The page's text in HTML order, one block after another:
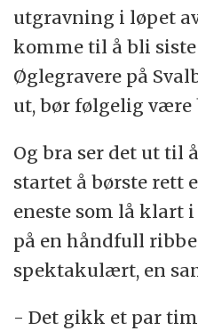
utgravning i løpet
komme til å bli siste
Øglegravere på
ut, bør følgelig være
Og bra ser det ut til
startet å børste rett
eneste som lå klart
på en håndfull
spektakulært, en
- Det gikk et par